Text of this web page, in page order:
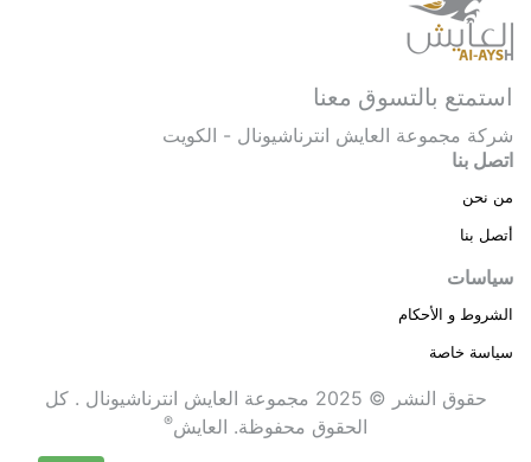
استمتع بالتسوق معنا
شركة مجموعة العايش انترناشيونال - الكويت
اتصل بنا
من نحن
أتصل بنا
سياسات
الشروط و الأحكام
سياسة خاصة
حقوق النشر © 2025 مجموعة العايش انترناشيونال . كل
الحقوق محفوظة. العايش®